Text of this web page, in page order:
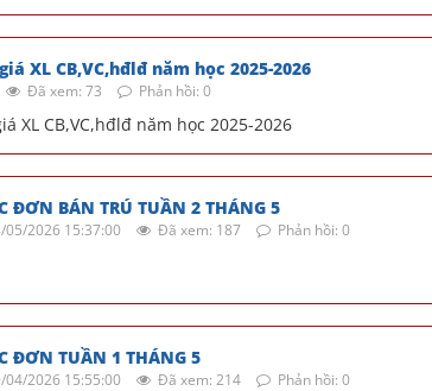
XL CB,VC,hđlđ năm học 2025-2026
Đã xem: 73 Phản hồi: 0
XL CB,VC,hđlđ năm học 2025-2026
ĐƠN BÁN TRÚ TUẦN 2 THÁNG 5
05/2026 15:37:00 Đã xem: 187 Phản hồi: 0
ĐƠN TUẦN 1 THÁNG 5
04/2026 15:55:00 Đã xem: 214 Phản hồi: 0